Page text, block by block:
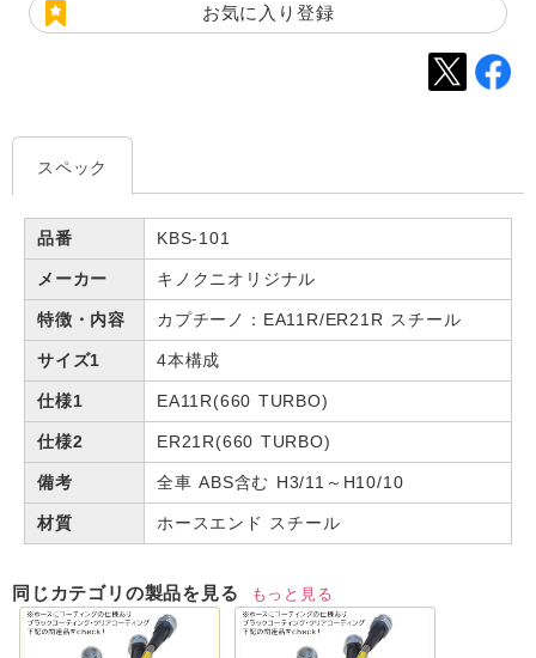
お気に入り登録
スペック
品番 KBS-101
メーカー キノクニオリジナル
特徴・内容 カプチーノ：EA11R/ER21R スチール
サイズ1 4本構成
仕様1 EA11R(660 TURBO)
仕様2 ER21R(660 TURBO)
備考 全車 ABS含む H3/11～H10/10
材質 ホースエンド スチール
同じカテゴリの製品を見る もっと見る